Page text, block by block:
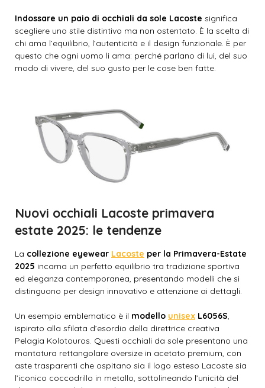
Indossare un paio di occhiali da sole Lacoste significa
scegliere uno stile distintivo ma non ostentato. È la scelta di
chi ama l’equilibrio, l’autenticità e il design funzionale. È per
questo che ogni uomo li ama: perché parlano di lui, del suo
modo di vivere, del suo gusto per le cose ben fatte.
Nuovi occhiali Lacoste primavera
estate 2025: le tendenze
La collezione eyewear Lacoste per la Primavera-Estate
2025 incarna un perfetto equilibrio tra tradizione sportiva
ed eleganza contemporanea, presentando modelli che si
distinguono per design innovativo e attenzione ai dettagli.​
Un esempio emblematico è il modello unisex L6056S,
ispirato alla sfilata d’esordio della direttrice creativa
Pelagia Kolotouros. Questi occhiali da sole presentano una
montatura rettangolare oversize in acetato premium, con
aste trasparenti che ospitano sia il logo esteso Lacoste sia
l’iconico coccodrillo in metallo, sottolineando l’unicità del